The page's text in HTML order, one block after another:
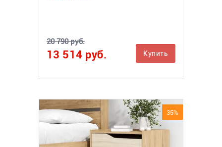
20 790 руб.
13 514 руб. Купить
35%